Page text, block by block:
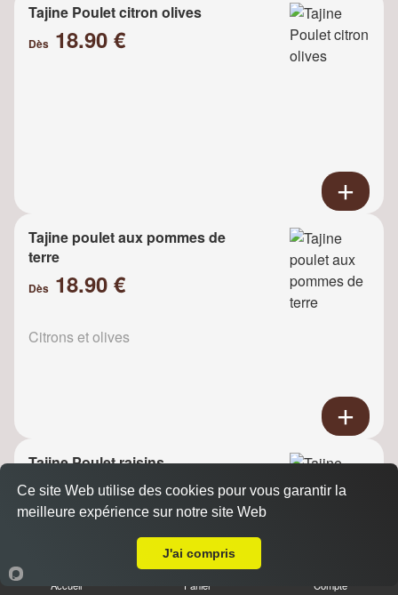
Tajine Poulet citron olives
Dès 18.90 €
Tajine poulet aux pommes de
terre
Dès 18.90 €
Citrons et olives
Tajine Poulet raisins
Dès18.90 €
Accueil Panier Compte
Ce site Web utilise des cookies pour vous garantir la
meilleure expérience sur notre site Web
J'ai compris